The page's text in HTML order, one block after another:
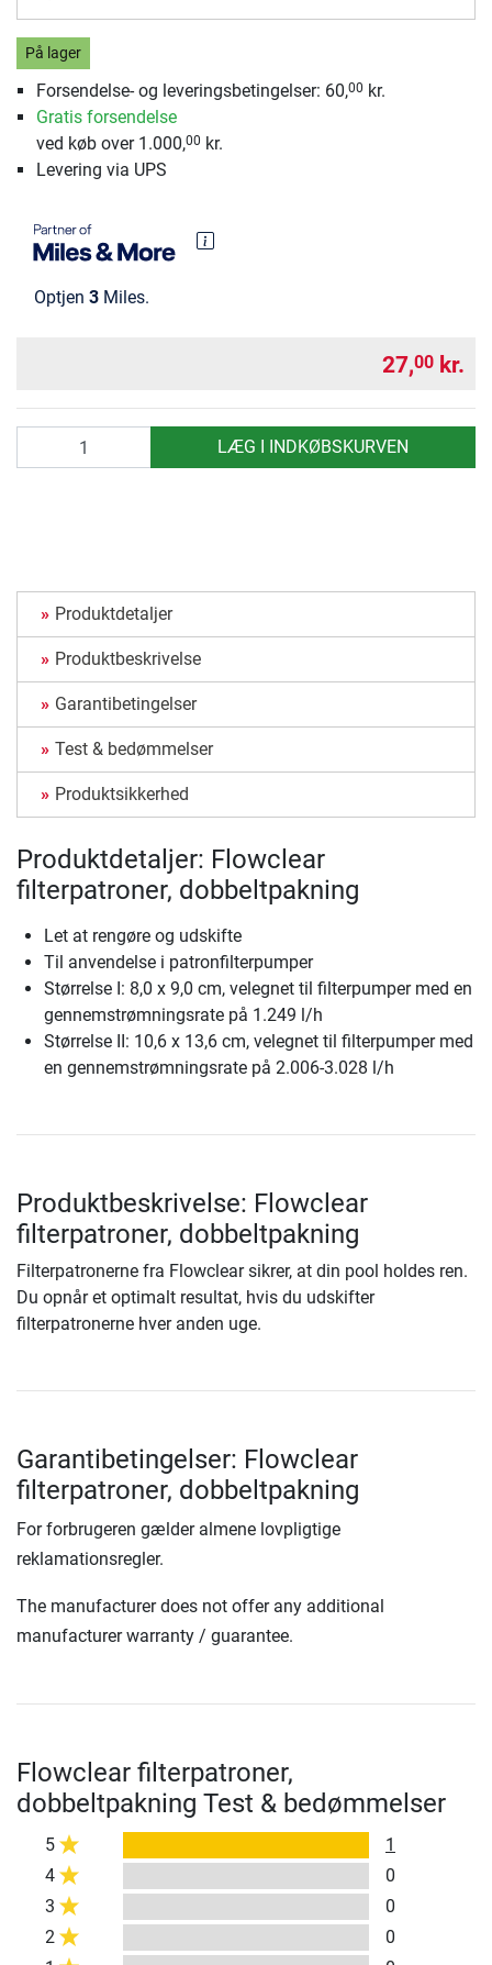
På lager
Forsendelse- og leveringsbetingelser: 60,00 kr.
Gratis forsendelse
ved køb over 1.000,00 kr.
Levering via UPS
Optjen 3 Miles.
27,00 kr.
LÆG I INDKØBSKURVEN
Produktdetaljer
Produktbeskrivelse
Garantibetingelser
Test & bedømmelser
Produktsikkerhed
Produktdetaljer: Flowclear
filterpatroner, dobbeltpakning
Let at rengøre og udskifte
Til anvendelse i patronfilterpumper
Størrelse I: 8,0 x 9,0 cm, velegnet til filterpumper med en
gennemstrømningsrate på 1.249 l/h
Størrelse II: 10,6 x 13,6 cm, velegnet til filterpumper med
en gennemstrømningsrate på 2.006-3.028 l/h
Produktbeskrivelse: Flowclear
filterpatroner, dobbeltpakning
Filterpatronerne fra Flowclear sikrer, at din pool holdes ren.
Du opnår et optimalt resultat, hvis du udskifter
filterpatronerne hver anden uge.
Garantibetingelser: Flowclear
filterpatroner, dobbeltpakning
For forbrugeren gælder almene lovpligtige
reklamationsregler.
The manufacturer does not offer any additional
manufacturer warranty / guarantee.
Flowclear filterpatroner,
dobbeltpakning Test & bedømmelser
5
1
4
0
3
0
2
0